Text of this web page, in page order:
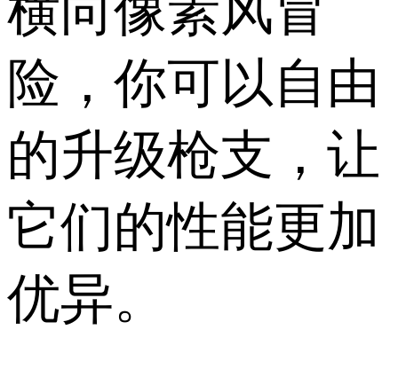
横向像素风冒
险，你可以自由
的升级枪支，让
它们的性能更加
优异。